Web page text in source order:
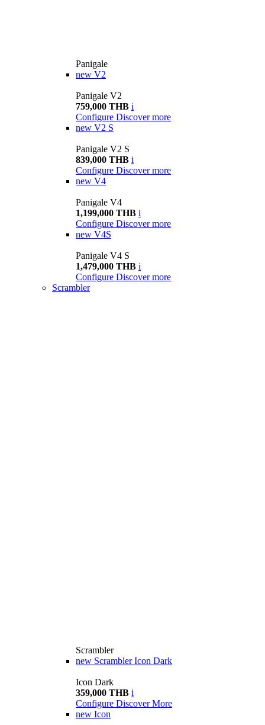
Panigale
new V2
Panigale V2
759,000 THB i
Configure Discover more
new V2 S
Panigale V2 S
839,000 THB i
Configure Discover more
new V4
Panigale V4
1,199,000 THB i
Configure Discover more
new V4S
Panigale V4 S
1,479,000 THB i
Configure Discover more
Scrambler
Scrambler
new Scrambler Icon Dark
Icon Dark
359,000 THB i
Configure Discover More
new Icon